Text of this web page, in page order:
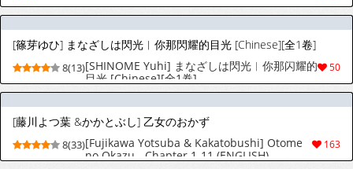
[篠芽ゆひ] まなざしは閃光︱你那閃耀的目光 [Chinese][全1卷]
50
8(13)[SHINOME Yuhi] まなざしは閃光︱你那闪耀的
目光 [Chinese][全1卷]
[藤川よつ葉 &かかとぶし] 乙女のおかず
163
8(33)[Fujikawa Yotsuba & Kakatobushi] Otome
no Okazu - Chapter 1-11 (ENGLISH)